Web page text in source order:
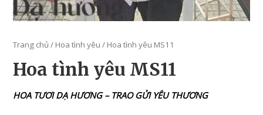
Trang chủ / Hoa tình yêu / Hoa tình yêu MS11
Hoa tình yêu MS11
HOA TƯƠI DẠ HƯƠNG – TRAO GỬI YÊU THƯƠNG